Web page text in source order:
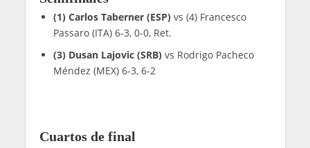
(1) Carlos Taberner (ESP)vs (4) Francesco
Passaro (ITA) 6-3, 0-0, Ret.
(3) Dusan Lajovic (SRB)vs Rodrigo Pacheco
Méndez (MEX) 6-3, 6-2
Cuartos de final